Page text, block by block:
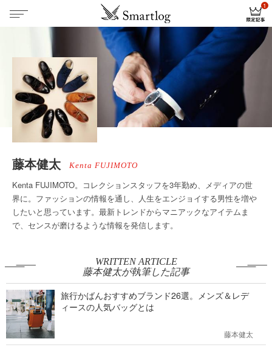
藤本健太 Kenta FUJIMOTO
Kenta FUJIMOTO。コレクションスタッフを3年勤め、メディアの世
界に。ファッションの情報を通し、人生をエンジョイする男性を増や
したいと思っています。最新トレンドからマニアックなアイテムま
で、センスが磨けるような情報を発信します。
WRITTEN ARTICLE
藤本健太が執筆した記事
旅行かばんおすすめブランド26選。メンズ＆レデ
ィースの人気バッグとは
藤本健太